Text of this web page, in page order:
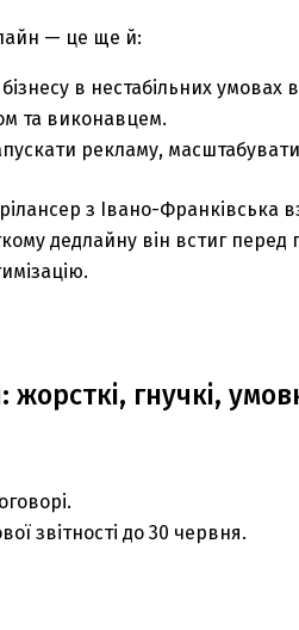
— це ще й:
в нестабільних умовах
та виконавцем.
рекламу,
з Івано-Франківська
дедлайну він встиг перед
гнучкі,
звітності до 30 червня.